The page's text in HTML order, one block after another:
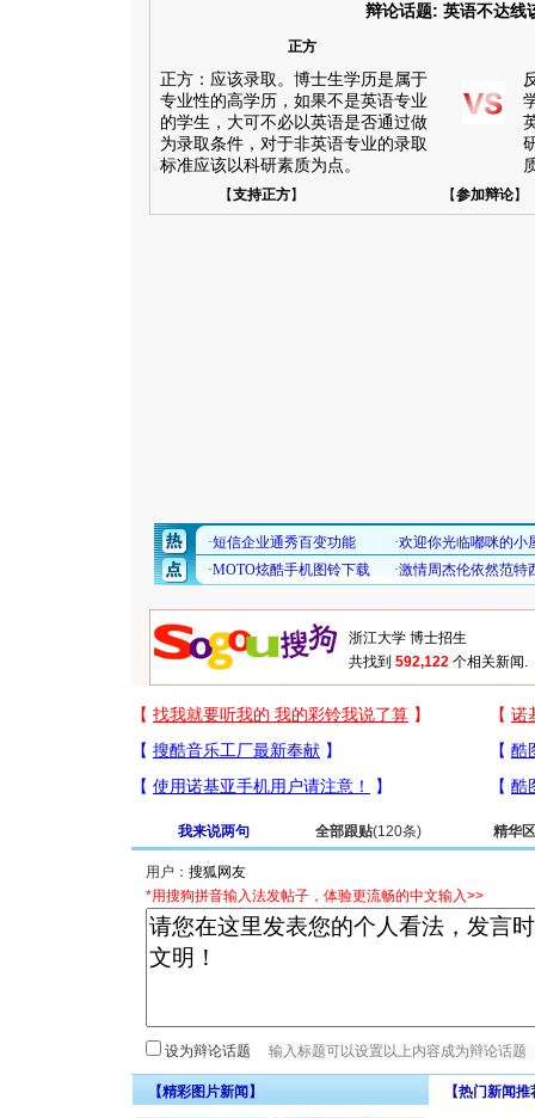
辩论话题: 英语不达线
正方
正方：应该录取。博士生学历是属于
专业性的高学历，如果不是英语专业
的学生，大可不必以英语是否通过做
为录取条件，对于非英语专业的录取
标准应该以科研素质为点。
【支持正方】 【参加辩论】
共找到 592,122 个相关新闻.
我来说两句 全部跟贴(120条) 精华区
用户：
*用搜狗拼音输入法发帖子，体验更流畅的中文输入>>
设为辩论话题
【精彩图片新闻】 【热门新闻